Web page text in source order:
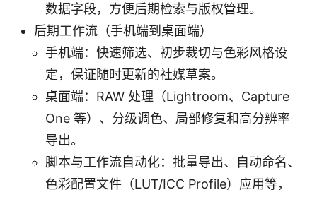
数据字段，方便后期检索与版权管理。
后期工作流（手机端到桌面端）
手机端：快速筛选、初步裁切与色彩风格设
定，保证随时更新的社媒草案。
桌面端：RAW 处理（Lightroom、Capture
One 等）、分级调色、局部修复和高分辨率
导出。
脚本与工作流自动化：批量导出、自动命名、
色彩配置文件（LUT/ICC Profile）应用等，